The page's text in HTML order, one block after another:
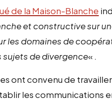
de la Maison-Blanche
et constructive sur
les domaines de
sujets de divergence« .
ont convenu de
les communications